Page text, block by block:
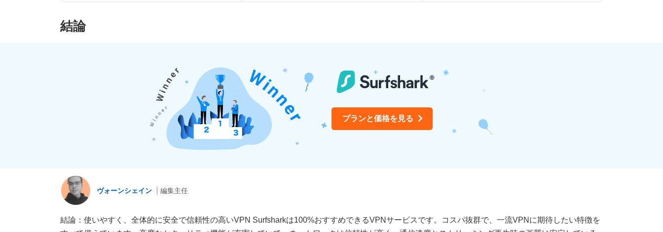
結論
プランと価格を見る
ヴォーンシェイン 編集主任
結論：使いやすく、全体的に安全で信頼性の高いVPN Surfsharkは100%おすすめできるVPNサービスです。コスパ抜群で、一流VPNに期待したい特徴を